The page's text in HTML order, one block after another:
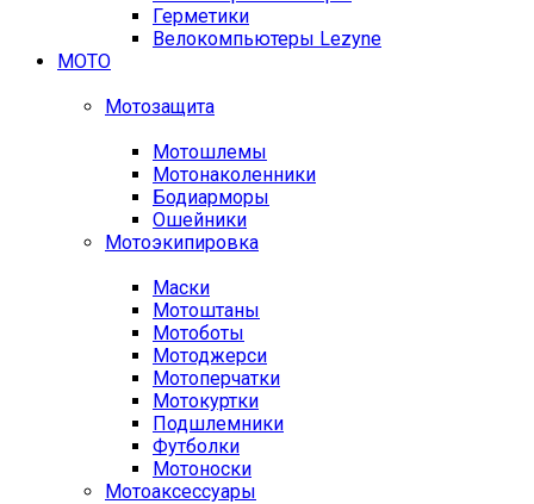
Герметики
Велокомпьютеры Lezyne
МОТО
Мотозащита
Мотошлемы
Мотонаколенники
Бодиарморы
Ошейники
Мотоэкипировка
Маски
Мотоштаны
Мотоботы
Мотоджерси
Мотоперчатки
Мотокуртки
Подшлемники
Футболки
Мотоноски
Мотоаксессуары